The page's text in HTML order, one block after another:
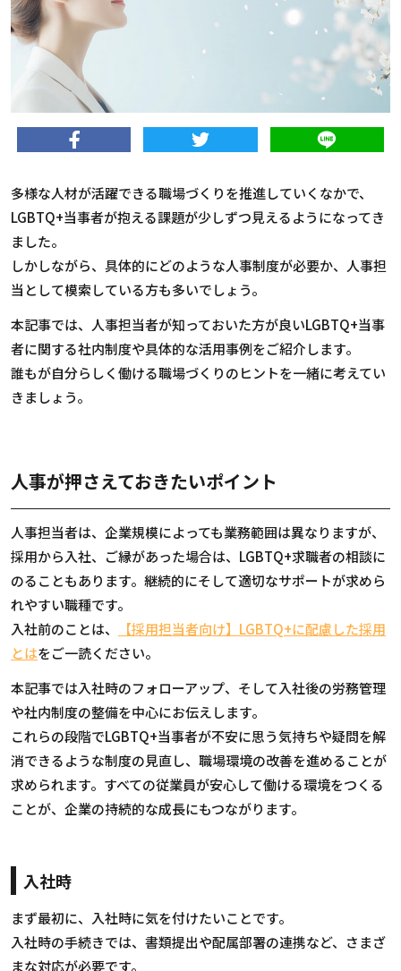
多様な人材が活躍できる職場づくりを推進していくなかで、
LGBTQ+当事者が抱える課題が少しずつ見えるようになってき
ました。
しかしながら、具体的にどのような人事制度が必要か、人事担
当として模索している方も多いでしょう。
本記事では、人事担当者が知っておいた方が良いLGBTQ+当事
者に関する社内制度や具体的な活用事例をご紹介します。
誰もが自分らしく働ける職場づくりのヒントを一緒に考えてい
きましょう。
人事が押さえておきたいポイント
人事担当者は、企業規模によっても業務範囲は異なりますが、
採用から入社、ご縁があった場合は、LGBTQ+求職者の相談に
のることもあります。継続的にそして適切なサポートが求めら
れやすい職種です。
入社前のことは、
【採用担当者向け】LGBTQ+に配慮した採用
とはをご一読ください。
本記事では入社時のフォローアップ、そして入社後の労務管理
や社内制度の整備を中心にお伝えします。
これらの段階でLGBTQ+当事者が不安に思う気持ちや疑問を解
消できるような制度の見直し、職場環境の改善を進めることが
求められます。すべての従業員が安心して働ける環境をつくる
ことが、企業の持続的な成長にもつながります。
入社時
まず最初に、入社時に気を付けたいことです。
入社時の手続きでは、書類提出や配属部署の連携など、さまざ
まな対応が必要です。